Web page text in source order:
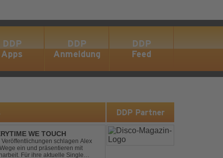
DDP
Apps
DDP
Anmeldung
DDP
Feed
WE TOUCH
schlagen Alex
ein und präsentieren mit
Für ihre aktuelle Single
DDP Partner